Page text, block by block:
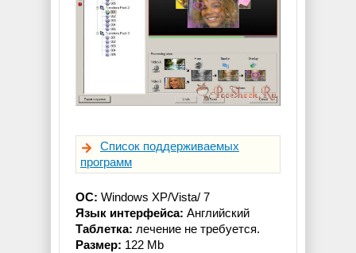
Список поддерживаемых
программ
ОС: Windows XP/Vista/ 7
Язык интерфейса: Английский
Таблетка: лечение не требуется.
Размер: 122 Mb